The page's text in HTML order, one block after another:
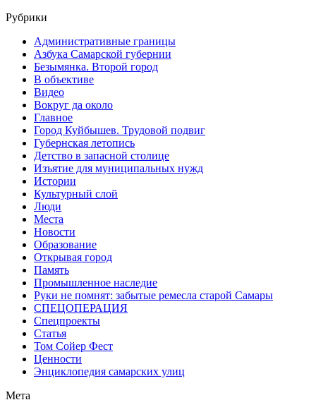
Рубрики
Административные границы
Азбука Самарской губернии
Безымянка. Второй город
В объективе
Видео
Вокруг да около
Главное
Город Куйбышев. Трудовой подвиг
Губернская летопись
Детство в запасной столице
Изъятие для муниципальных нужд
Истории
Культурный слой
Люди
Места
Новости
Образование
Открывая город
Память
Промышленное наследие
Руки не помнят: забытые ремесла старой Самары
СПЕЦОПЕРАЦИЯ
Спецпроекты
Статья
Том Сойер Фест
Ценности
Энциклопедия самарских улиц
Мета